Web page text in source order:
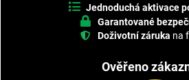
Jednoduchá aktivace
Garantované
Doživotní záruka na
Ověřeno